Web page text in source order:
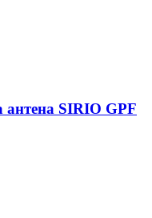
антена SIRIO GPF